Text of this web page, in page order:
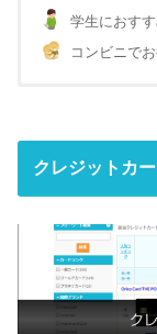
学生におす
コンビニで
クレジットカ